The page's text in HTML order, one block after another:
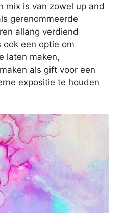
mix is van zowel up and
gerenommeerde
allang verdiend
een optie om
laten maken,
als gift voor een
expositie te houden